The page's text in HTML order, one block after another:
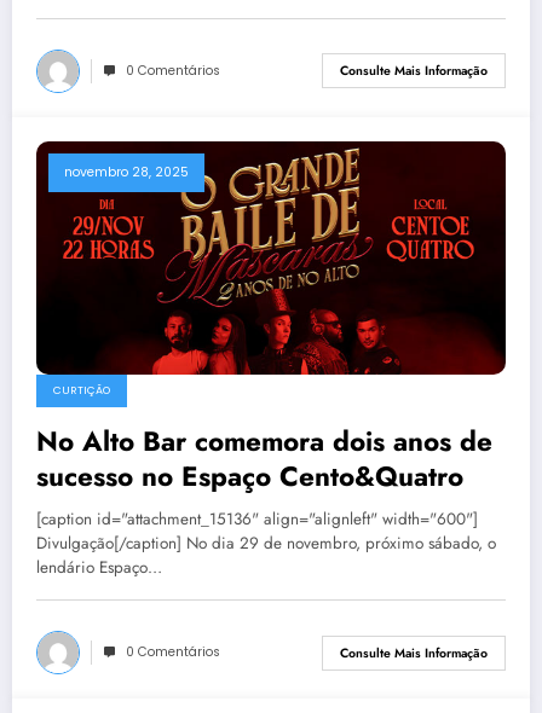
0 Comentários Consulte Mais Informação
novembro 28, 2025
CURTIÇÃO
No Alto Bar comemora dois anos de
sucesso no Espaço Cento&Quatro
[caption id="attachment_15136" align="alignleft" width="600"]
Divulgação[/caption] No dia 29 de novembro, próximo sábado, o
lendário Espaço…
0 Comentários Consulte Mais Informação